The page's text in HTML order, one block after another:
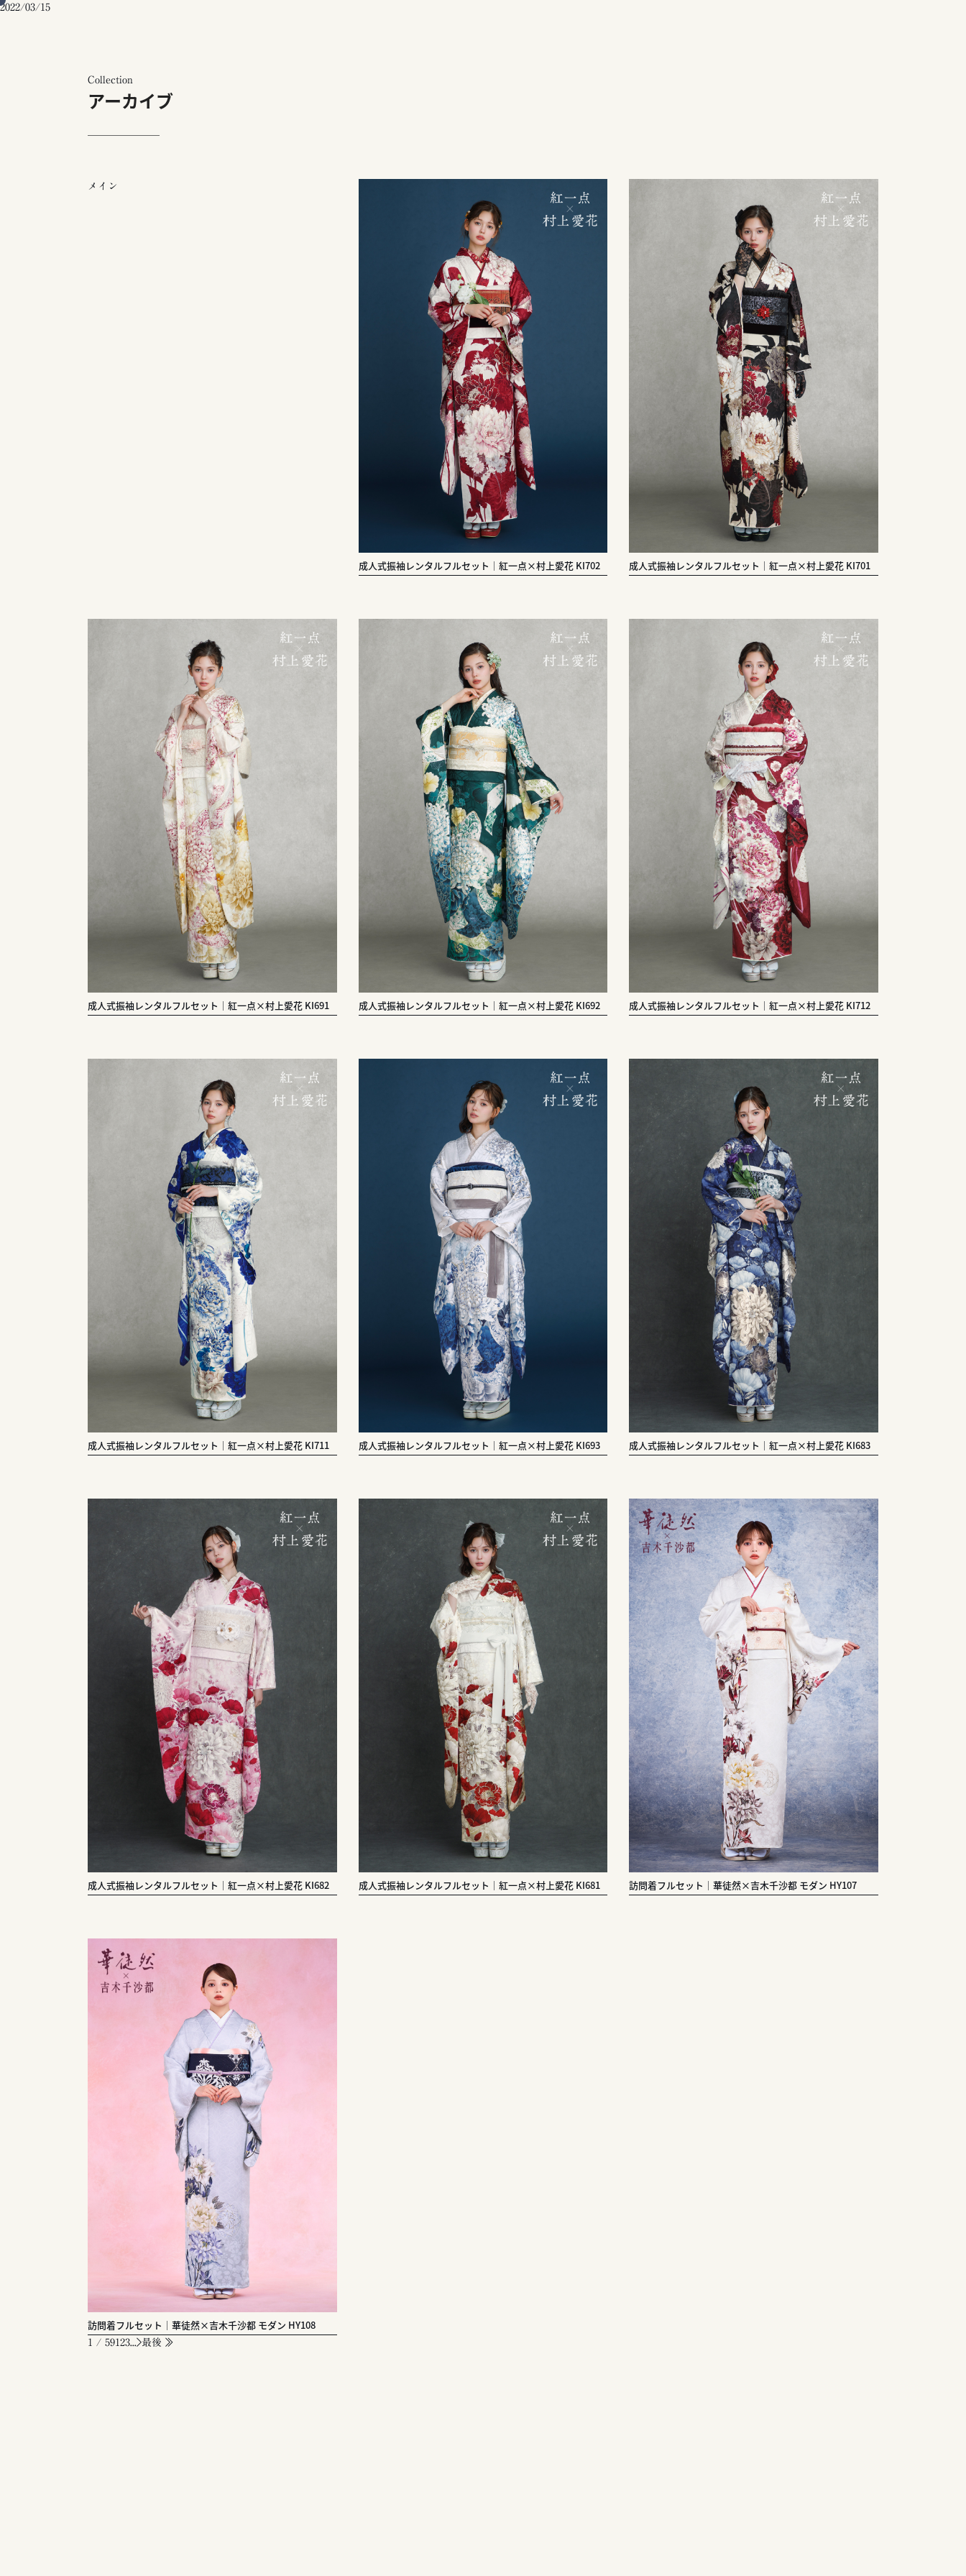
2022/03/15
Collection
アーカイブ
メイン
成人式振袖レンタルフルセット｜紅一点×村上愛花 KI702 成人式振袖レンタルフルセット｜紅一点×村上愛花 KI701
成人式振袖レンタルフルセット｜紅一点×村上愛花 KI691 成人式振袖レンタルフルセット｜紅一点×村上愛花 KI692 成人式振袖レンタルフルセット｜紅一点×村上愛花 KI712
成人式振袖レンタルフルセット｜紅一点×村上愛花 KI711 成人式振袖レンタルフルセット｜紅一点×村上愛花 KI693 成人式振袖レンタルフルセット｜紅一点×村上愛花 KI683
成人式振袖レンタルフルセット｜紅一点×村上愛花 KI682 成人式振袖レンタルフルセット｜紅一点×村上愛花 KI681 訪問着フルセット｜華徒然×吉木千沙都 モダン HY107
訪問着フルセット｜華徒然×吉木千沙都 モダン HY108
1 / 591 23... 最後